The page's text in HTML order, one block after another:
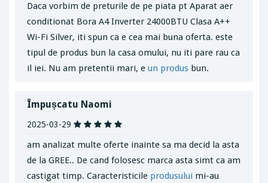
Daca vorbim de preturile de pe piata pt Aparat aer
conditionat Bora A4 Inverter 24000BTU Clasa A++
Wi-Fi Silver, iti spun ca e cea mai buna oferta. este
tipul de produs bun la casa omului, nu iti pare rau ca
il iei. Nu am pretentii mari, e un produs bun.
Împușcatu Naomi
2025-03-29
am analizat multe oferte inainte sa ma decid la asta
de la GREE.. De cand folosesc marca asta simt ca am
castigat timp. Caracteristicile produsului mi-au